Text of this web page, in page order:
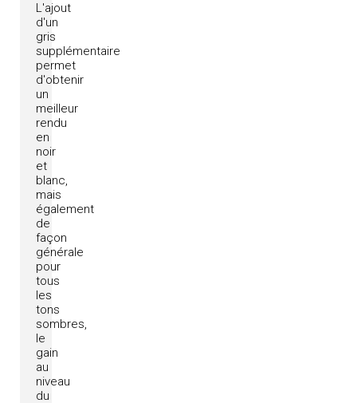
L'ajout
d'un
gris
supplémentaire
permet
d'obtenir
un
meilleur
rendu
en
noir
et
blanc,
mais
également
de
façon
générale
pour
tous
les
tons
sombres,
le
gain
au
niveau
du